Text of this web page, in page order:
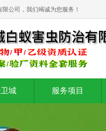
公司，我们竭诚为您服务！
城 服务项目